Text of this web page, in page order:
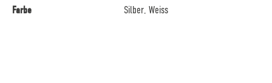
Farbe
Silber, Weiss